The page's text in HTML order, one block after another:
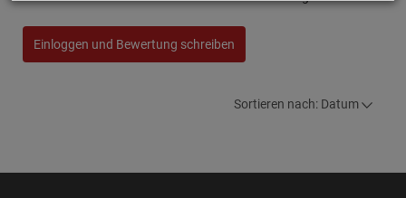
Einloggen und Bewertung schreiben
Sortieren nach: Datum